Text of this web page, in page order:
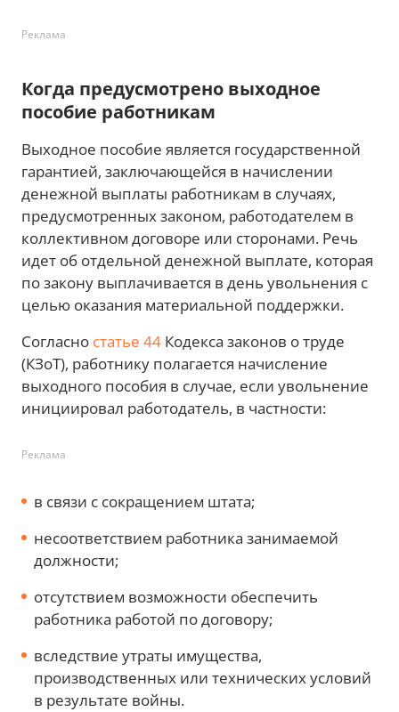
Реклама
Когда предусмотрено выходное
пособие работникам
Выходное пособие является государственной
гарантией, заключающейся в начислении
денежной выплаты работникам в случаях,
предусмотренных законом, работодателем в
коллективном договоре или сторонами. Речь
идет об отдельной денежной выплате, которая
по закону выплачивается в день увольнения с
целью оказания материальной поддержки.
Согласно статье 44 Кодекса законов о труде
(КЗоТ), работнику полагается начисление
выходного пособия в случае, если увольнение
инициировал работодатель, в частности:
Реклама
в связи с сокращением штата;
несоответствием работника занимаемой
должности;
отсутствием возможности обеспечить
работника работой по договору;
вследствие утраты имущества,
производственных или технических условий
в результате войны.